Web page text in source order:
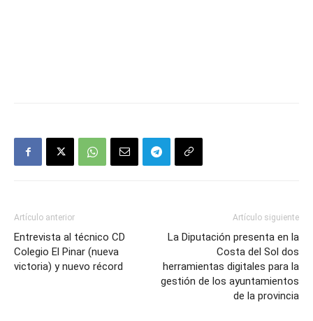
Artículo anterior
Entrevista al técnico CD
Colegio El Pinar (nueva
victoria) y nuevo récord
Artículo siguiente
La Diputación presenta en la
Costa del Sol dos
herramientas digitales para la
gestión de los ayuntamientos
de la provincia